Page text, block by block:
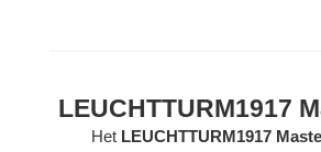
LEUCHTTURM1917
Het LEUCHTTURM1917